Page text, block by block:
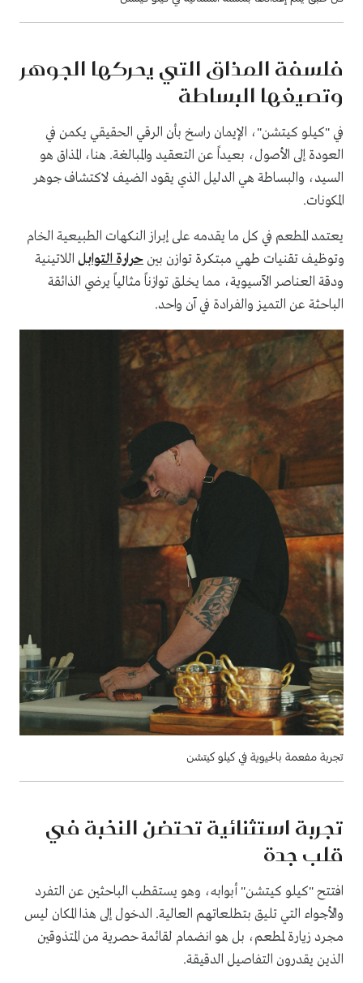
فلسفة المذاق التي يحركها الجوهر
وتصيغها البساطة
في "كيلو كيتشن"، الإيمان راسخ بأن الرقي الحقيقي يكمن في
العودة إلى الأصول، بعيداً عن التعقيد والمبالغة. هنا، المذاق هو
السيد، والبساطة هي الدليل الذي يقود الضيف لاكتشاف جوهر
المكونات.
يعتمد المطعم في كل ما يقدمه على إبراز النكهات الطبيعية الخام
وتوظيف تقنيات طهي مبتكرة توازن بينحرارة التوابل اللاتينية
ودقة العناصر الآسيوية، مما يخلق توازناً مثالياً يرضي الذائقة
الباحثة عن التميز والفرادة في آن واحد.
تجربة مفعمة بالحيوية في كيلو كيتشن
تجربة استثنائية تحتضن النخبة في
قلب جدة
افتتح "كيلو كيتشن" أبوابه، وهو يستقطب الباحثين عن التفرد
والأجواء التي تليق بتطلعاتهم العالية. الدخول إلى هذا المكان ليس
مجرد زيارة لمطعم، بل هو انضمام لقائمة حصرية من المتذوقين
الذين يقدرون التفاصيل الدقيقة.